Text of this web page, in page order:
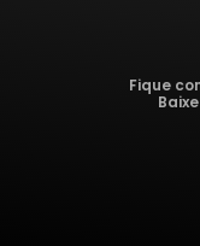
Fique